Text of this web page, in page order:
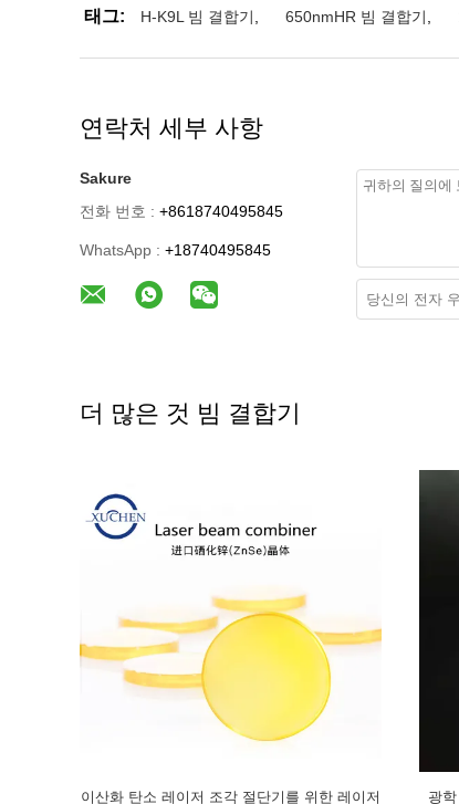
태그:
H-K9L 빔 결합기 650nmHR 빔 결합기
연락처 세부 사항
Sakure
전화 번호 : +8618740495845
WhatsApp : +18740495845
더 많은 것 빔 결합기
H-K9L 광학 플라노 50*2mm 45 급 레이저 빔 결 45